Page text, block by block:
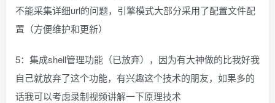
不能采集详细url的问题，引擎模式大部分采用了配置文件配
置（方便维护和更新）
5：集成shell管理功能（已放弃），因为有大神做的比我好我
自己就放弃了这个功能，有兴趣这个技术的朋友，如果多的
话我可以考虑录制视频讲解一下原理技术